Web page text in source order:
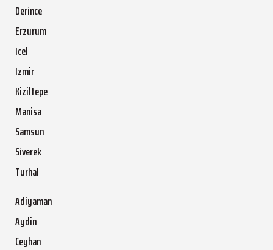
Derince
Erzurum
Icel
Izmir
Kiziltepe
Manisa
Samsun
Siverek
Turhal
Adiyaman
Aydin
Ceyhan